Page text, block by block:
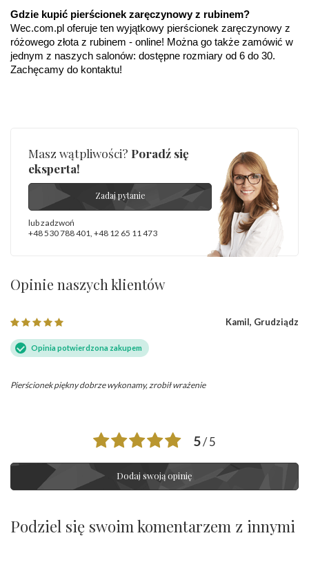
Gdzie kupić pierścionek zaręczynowy z rubinem?
Wec.com.pl oferuje ten wyjątkowy pierścionek zaręczynowy z
różowego złota z rubinem - online! Można go także zamówić w
jednym z naszych salonów: dostępne rozmiary od 6 do 30.
Zachęcamy do kontaktu!
Masz wątpliwości? Poradź się
eksperta!
Zadaj pytanie
lub zadzwoń
+48 530 788 401, +48 12 65 11 473
Opinie naszych klientów
Kamil, Grudziądz
Opinia potwierdzona zakupem
Pierścionek piękny dobrze wykonamy, zrobił wrażenie
5/ 5
Dodaj swoją opinię
Podziel się swoim komentarzem z innymi